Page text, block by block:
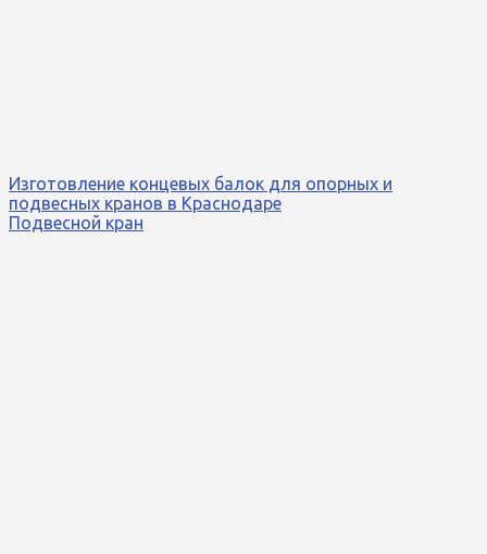
Изготовление концевых балок для опорных и
подвесных кранов в Краснодаре
Подвесной кран